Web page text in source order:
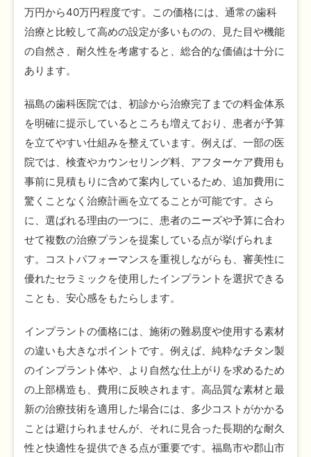
万円から40万円程度です。この価格には、通常の歯科
治療と比較して高めの設定が多いものの、見た目や機能
の自然さ、耐久性を考慮すると、総合的な価値は十分に
あります。
福島の歯科医院では、初診から治療完了までの料金体系
を明確に提示しているところも増えており、患者が予算
を立てやすい仕組みを整えています。例えば、一部の医
院では、検査やカウンセリング料、アフターケア費用も
事前に見積もりに含めて案内しているため、追加費用に
驚くことなく治療計画を立てることが可能です。さら
に、選ばれる理由の一つに、患者のニーズや予算に合わ
せて複数の治療プランを提案している点が挙げられま
す。コストパフォーマンスを重視しながらも、審美性に
優れたセラミックを使用したインプラントを選択できる
ことも、安心感をもたらします。
インプラントの価格には、施術の難易度や使用する素材
の違いも大きなポイントです。例えば、純粋なチタン製
のインプラント体や、より自然な仕上がりを求めるため
の上部構造も、費用に反映されます。高品質な素材と最
新の治療技術を適用した場合には、多少コストがかかる
ことは避けられませんが、それに見合った長期的な耐久
性と快適性を提供できる点が重要です。福島市や郡山市